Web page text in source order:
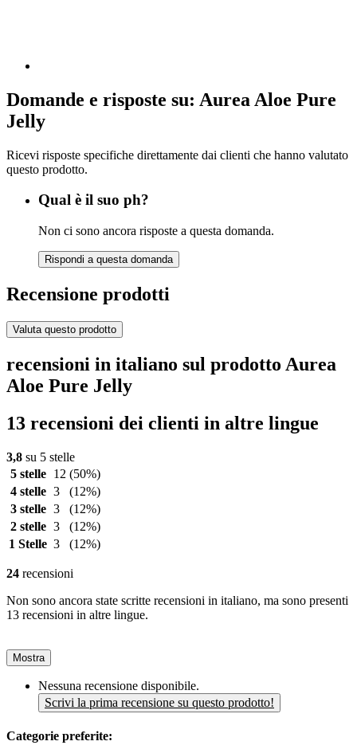
Domande e risposte su: Aurea Aloe Pure
Jelly
Ricevi risposte specifiche direttamente dai clienti che hanno valutato
questo prodotto.
Qual è il suo ph?
Non ci sono ancora risposte a questa domanda.
Rispondi a questa domanda
Recensione prodotti
Valuta questo prodotto
recensioni in italiano sul prodotto Aurea
Aloe Pure Jelly
13 recensioni dei clienti in altre lingue
3,8 su 5 stelle
5 stelle
12 (50%)
4 stelle 3
(12%)
3 stelle 3
(12%)
2 stelle 3
(12%)
1 Stelle 3 (12%)
24 recensioni
Non sono ancora state scritte recensioni in italiano, ma sono presenti
13 recensioni in altre lingue.
Mostra
Nessuna recensione disponibile.
Scrivi la prima recensione su questo prodotto!
Categorie preferite: